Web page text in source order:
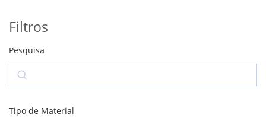
Filtros
Pesquisa
Search
Tipo de Material